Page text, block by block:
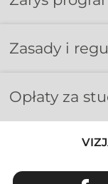
Zasady i
Opłaty za